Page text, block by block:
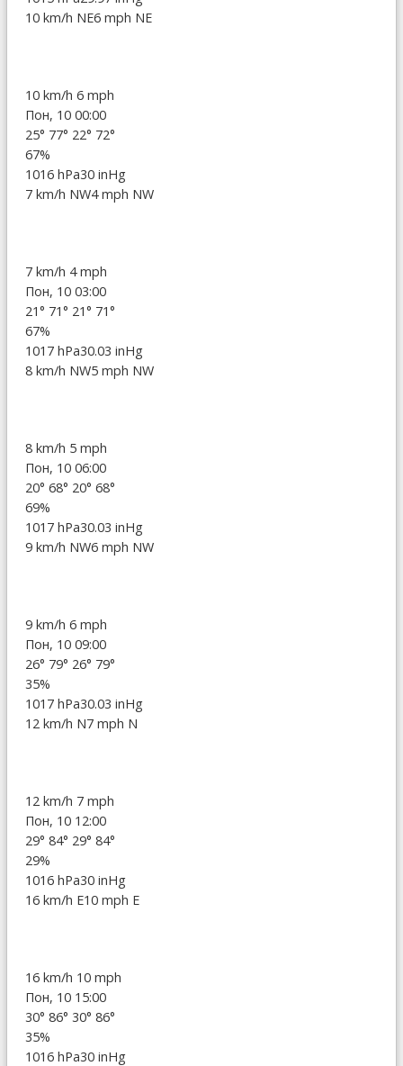
10 km/h NE6 mph NE
10 km/h 6 mph
Пон, 10 00:00
25° 77° 22° 72°
67%
1016 hPa30 inHg
7 km/h NW4 mph NW
7 km/h 4 mph
Пон, 10 03:00
21° 71° 21° 71°
67%
1017 hPa30.03 inHg
8 km/h NW5 mph NW
8 km/h 5 mph
Пон, 10 06:00
20° 68° 20° 68°
69%
1017 hPa30.03 inHg
9 km/h NW6 mph NW
9 km/h 6 mph
Пон, 10 09:00
26° 79° 26° 79°
35%
1017 hPa30.03 inHg
12 km/h N7 mph N
12 km/h 7 mph
Пон, 10 12:00
29° 84° 29° 84°
29%
1016 hPa30 inHg
16 km/h E10 mph E
16 km/h 10 mph
Пон, 10 15:00
30° 86° 30° 86°
35%
1016 hPa30 inHg